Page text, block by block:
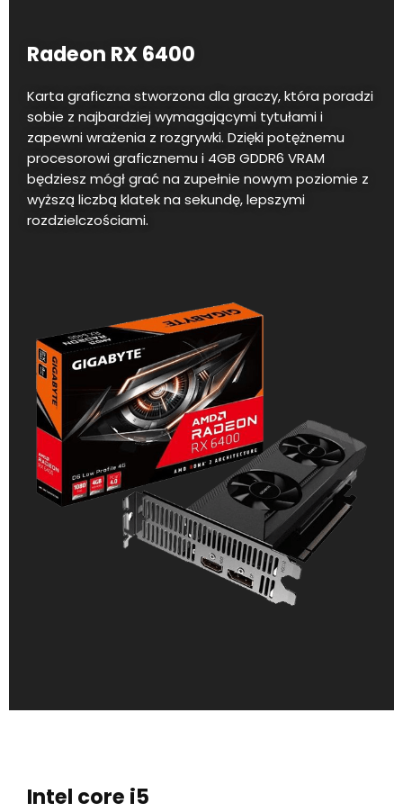
Radeon RX 6400
Karta graficzna stworzona dla graczy, która poradzi
sobie z najbardziej wymagającymi tytułami i
zapewni wrażenia z rozgrywki. Dzięki potężnemu
procesorowi graficznemu i 4GB GDDR6 VRAM
będziesz mógł grać na zupełnie nowym poziomie z
wyższą liczbą klatek na sekundę, lepszymi
rozdzielczościami.
Intel core i5